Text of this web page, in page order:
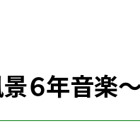
景６年音楽